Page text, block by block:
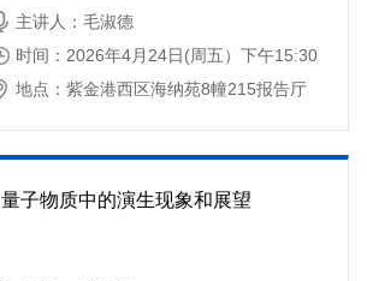
主讲人：毛淑德
时间：2026年4月24日(周五）下午15:30
地点：紫金港西区海纳苑8幢215报告厅
子物质中的演生现象和展望